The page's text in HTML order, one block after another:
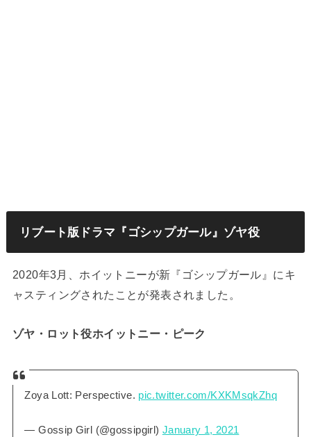
リブート版ドラマ『ゴシップガール』ゾヤ役
2020年3月、ホイットニーが新『ゴシップガール』にキ
ャスティングされたことが発表されました。
ゾヤ・ロット役ホイットニー・ピーク
Zoya Lott: Perspective. pic.twitter.com/KXKMsqkZhq
— Gossip Girl (@gossipgirl) January 1, 2021